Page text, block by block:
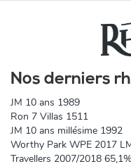
Nos derniers
JM 10 ans 1989
Ron 7 Villas 1511
JM 10 ans millésime 1992
Worthy Park WPE 2017
Travellers 2007/2018